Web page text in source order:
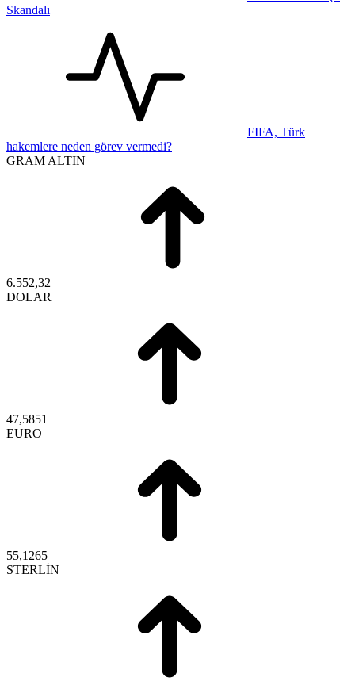
Skandalı
FIFA, Türk
hakemlere neden görev vermedi?
GRAM ALTIN
6.552,32
DOLAR
47,5851
EURO
55,1265
STERLİN